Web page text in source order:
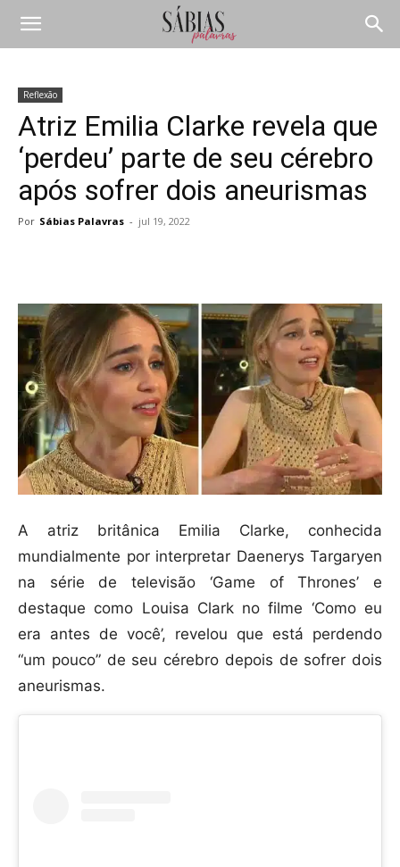
Reflexão
Atriz Emilia Clarke revela que
‘perdeu’ parte de seu cérebro
após sofrer dois aneurismas
Por Sábias Palavras - jul 19, 2022
A atriz britânica Emilia Clarke, conhecida
mundialmente por interpretar Daenerys Targaryen
na série de televisão ‘Game of Thrones’ e
destaque como Louisa Clark no filme ‘Como eu
era antes de você’, revelou que está perdendo
“um pouco” de seu cérebro depois de sofrer dois
aneurismas.